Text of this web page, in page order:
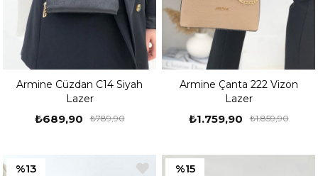
Armine Cüzdan C14 Siyah
Lazer
₺689,90 ₺789,90
Armine Çanta 222 Vizon
Lazer
₺1.759,90 ₺1.859,90
%13 %15